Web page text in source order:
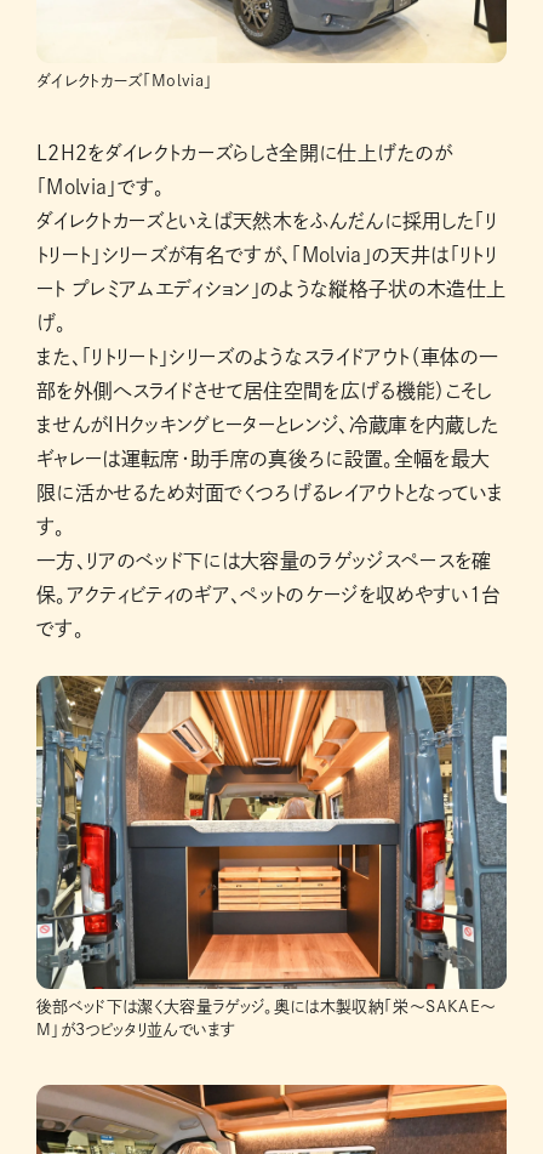
ダイレクトカーズ「Molvia」
L2H2をダイレクトカーズらしさ全開に仕上げたのが
「Molvia」です。
ダイレクトカーズといえば天然木をふんだんに採用した「リ
トリート」シリーズが有名ですが、「Molvia」の天井は「リトリ
ート プレミアムエディション」のような縦格子状の木造仕上
げ。
また、「リトリート」シリーズのようなスライドアウト（車体の一
部を外側へスライドさせて居住空間を広げる機能）こそし
ませんがIHクッキングヒーターとレンジ、冷蔵庫を内蔵した
ギャレーは運転席・助手席の真後ろに設置。全幅を最大
限に活かせるため対面でくつろげるレイアウトとなっていま
す。
一方、リアのベッド下には大容量のラゲッジスペースを確
保。アクティビティのギア、ペットのケージを収めやすい1台
です。
後部ベッド下は潔く大容量ラゲッジ。奥には木製収納「栄〜SAKAE〜
M」が3つピッタリ並んでいます